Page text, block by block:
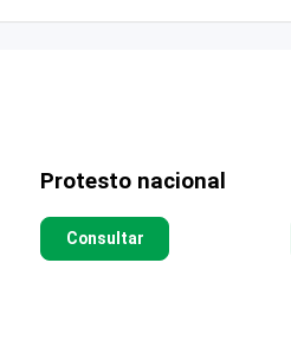
Protesto nacional
Consultar